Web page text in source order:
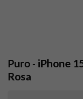
Puro - iPhone
Rosa